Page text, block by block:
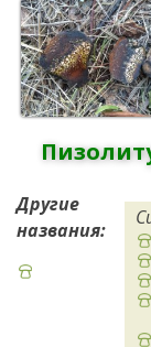
Другие
названия: